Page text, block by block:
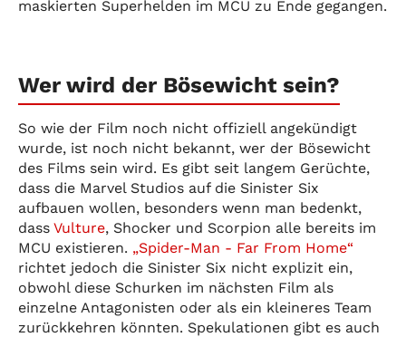
maskierten Superhelden im MCU zu Ende gegangen.
Wer wird der Bösewicht sein?
So wie der Film noch nicht offiziell angekündigt
wurde, ist noch nicht bekannt, wer der Bösewicht
des Films sein wird. Es gibt seit langem Gerüchte,
dass die Marvel Studios auf die Sinister Six
aufbauen wollen, besonders wenn man bedenkt,
dass Vulture, Shocker und Scorpion alle bereits im
MCU existieren. „Spider-Man - Far From Home“
richtet jedoch die Sinister Six nicht explizit ein,
obwohl diese Schurken im nächsten Film als
einzelne Antagonisten oder als ein kleineres Team
zurückkehren könnten. Spekulationen gibt es auch